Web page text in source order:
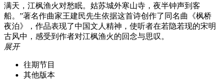
满天，江枫渔火对愁眠。姑苏城外寒山寺，夜半钟声到客
船。”著名作曲家王建民先生依据这首诗创作了同名曲《枫桥
夜泊》，作品表现了中国文人精神，使听者在若隐若现的宋明
古风中，感受到作者对江枫渔火的回念与思叹。
展开
往期节目
其他版本